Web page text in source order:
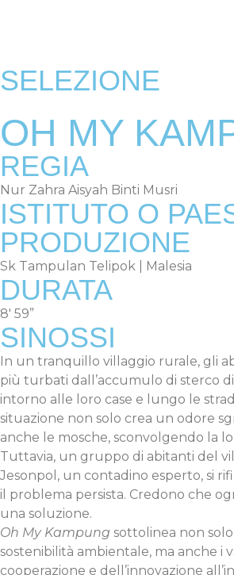
SELEZIONE
OH MY
REGIA
Nur Zahra Aisyah Binti Musri
ISTITUTO O
PRODUZIONE
Sk Tampulan Telipok | Malesia
DURATA
8′ 59”
SINOSSI
In un tranquillo villaggio rurale, gli
più turbati dall’accumulo di sterco
intorno alle loro case e lungo le
situazione non solo crea un odore
anche le mosche, sconvolgendo la
Tuttavia, un gruppo di abitanti del
Jesonpol, un contadino esperto, si
il problema persista. Credono che
una soluzione.
Oh My Kampung sottolinea non
sostenibilità ambientale, ma anche i
cooperazione e dell’innovazione